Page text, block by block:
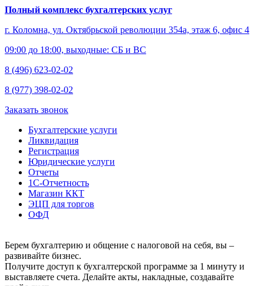
Полный комплекс бухгалтерских услуг
г. Коломна, ул. Октябрьской революции 354а, этаж 6, офис 4
09:00 до 18:00, выходные: СБ и ВС
8 (496) 623-02-02
8 (977) 398-02-02
Заказать звонок
Бухгалтерские услуги
Ликвидация
Регистрация
Юридические услуги
Отчеты
1С-Отчетность
Магазин ККТ
ЭЦП для торгов
ОФД
Берем бухгалтерию и общение с налоговой на себя, вы –
развивайте бизнес.
Получите доступ к бухгалтерской программе за 1 минуту и
выставляете счета. Делайте акты, накладные, создавайте